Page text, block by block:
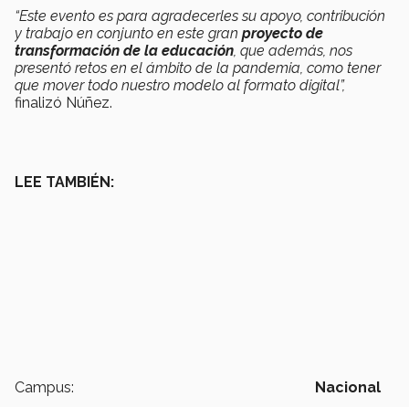
“Este evento es para agradecerles su apoyo, contribución
y trabajo en conjunto en este gran proyecto de
transformación de la educación, que además, nos
presentó retos en el ámbito de la pandemia, como tener
que mover todo nuestro modelo al formato digital”,
finalizó Núñez.
LEE TAMBIÉN:
Campus: Nacional